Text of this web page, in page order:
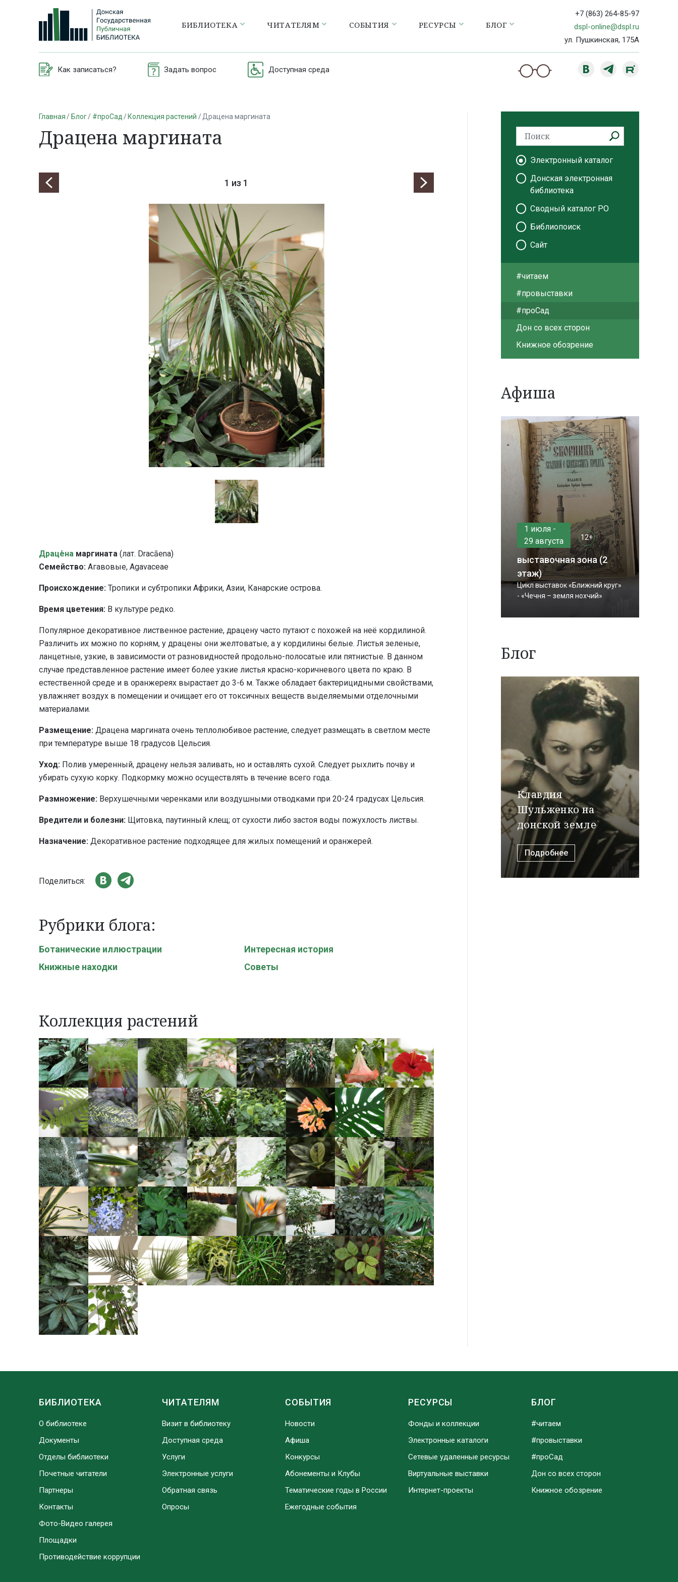
БИБЛИОТЕКА ЧИТАТЕЛЯМ СОБЫТИЯ РЕСУРСЫ БЛОГ
+7 (863) 264-85-97
dspl-online@dspl.ru
ул. Пушкинская, 175А
Как записаться? Задать вопрос Доступная среда
Главная Блог #проСад Коллекция растений Драцена маргината
Драцена маргината
1 из 1
Драце́на маргината (лат. Dracāena)
Семейство: Агавовые, Agavaceae
Происхождение: Тропики и субтропики Африки, Азии, Канарские острова.
Время цветения: В культуре редко.
Популярное декоративное лиственное растение, драцену часто путают с похожей на неё кордилиной.
Различить их можно по корням, у драцены они желтоватые, а у кордилины белые. Листья зеленые,
ланцетные, узкие, в зависимости от разновидностей продольно-полосатые или пятнистые. В данном
случае представленное растение имеет более узкие листья красно-коричневого цвета по краю. В
естественной среде и в оранжереях вырастает до 3-6 м. Также обладает бактерицидными свойствами,
увлажняет воздух в помещении и очищает его от токсичных веществ выделяемыми отделочными
материалами.
Размещение: Драцена маргината очень теплолюбивое растение, следует размещать в светлом месте
при температуре выше 18 градусов Цельсия.
Уход: Полив умеренный, драцену нельзя заливать, но и оставлять сухой. Следует рыхлить почву и
убирать сухую корку. Подкормку можно осуществлять в течение всего года.
Размножение: Верхушечными черенками или воздушными отводками при 20-24 градусах Цельсия.
Вредители и болезни: Щитовка, паутинный клещ; от сухости либо застоя воды пожухлость листвы.
Назначение: Декоративное растение подходящее для жилых помещений и оранжерей.
Поделиться:
Рубрики блога:
Ботанические иллюстрации
Интересная история
Книжные находки
Советы
Коллекция растений
Электронный каталог
Донская электронная
библиотека
Сводный каталог РО
Библиопоиск
Сайт
#читаем
#провыставки
#проСад
Дон со всех сторон
Книжное обозрение
Афиша
1 июля -
29 августа
12+
выставочная зона (2
этаж)
Цикл выставок «Ближний круг»
- «Чечня – земля нохчий»
Блог
Клавдия
Шульженко на
донской земле
Подробнее
БИБЛИОТЕКА
О библиотеке
Документы
Отделы библиотеки
Почетные читатели
Партнеры
Контакты
Фото-Видео галерея
Площадки
Противодействие коррупции
ЧИТАТЕЛЯМ
Визит в библиотеку
Доступная среда
Услуги
Электронные услуги
Обратная связь
Опросы
СОБЫТИЯ
Новости
Афиша
Конкурсы
Абонементы и Клубы
Тематические годы в России
Ежегодные события
РЕСУРСЫ
Фонды и коллекции
Электронные каталоги
Сетевые удаленные ресурсы
Виртуальные выставки
Интернет-проекты
БЛОГ
#читаем
#провыставки
#проСад
Дон со всех сторон
Книжное обозрение